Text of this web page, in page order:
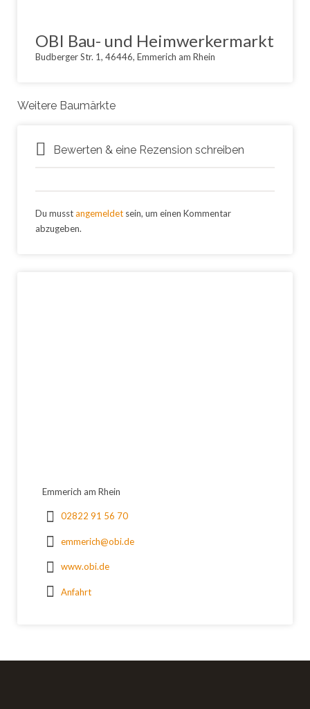
OBI Bau- und Heimwerkermarkt
Budberger Str. 1, 46446, Emmerich am Rhein
Weitere Baumärkte
Bewerten & eine Rezension schreiben
Du musstangemeldet sein, um einen Kommentar
abzugeben.
Emmerich am Rhein
02822 91 56 70
emmerich@obi.de
www.obi.de
Anfahrt